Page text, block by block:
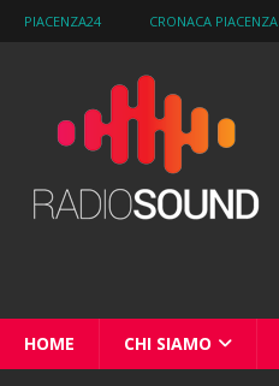
PIACENZA24 CRONACA PIACENZA
HOME CHI SIAMO